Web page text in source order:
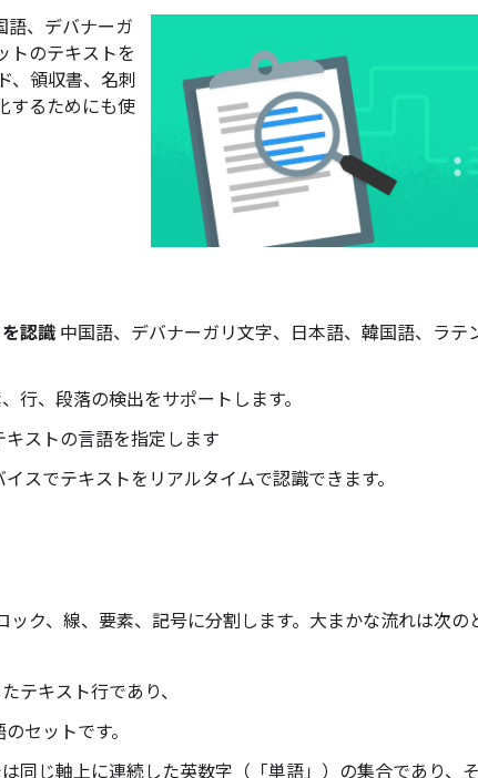
語、デバナーガ
トのテキストを
、領収書、名刺
するためにも使
認識 中国語、デバナーガリ文字、日本語、韓国語、ラテ
行、段落の検出をサポートします。
キストの言語を指定します
スでテキストをリアルタイムで認識できます。
ク、線、要素、記号に分割します。大まかな流れは次の
テキスト行であり、
セットです。
同じ軸上に連続した英数字（「単語」）の集合であり、